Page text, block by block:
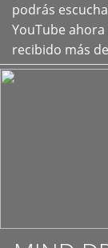
podrás
YouTube
recibido más